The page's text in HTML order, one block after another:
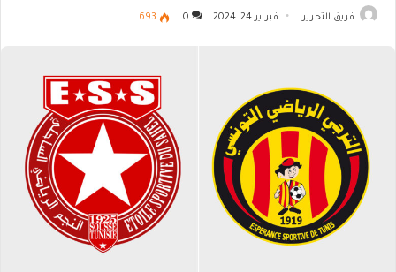
فريق التحرير فبراير 24, 2024 0
693